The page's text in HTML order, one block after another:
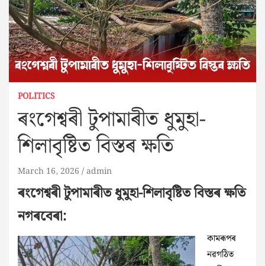
POLITICS
ৰংগেশ্বৰী টুপামাৰীত ধুমুহা-
শিলাবৃষ্টিত বিস্তৰ ক্ষতি
March 16, 2026 admin
ৰংগেশ্বৰী টুপামাৰীত ধুমুহা-শিলাবৃষ্টিত বিস্তৰ ক্ষতি
নগৰবেৰা:
কামৰূপৰ
নৱগঠিত